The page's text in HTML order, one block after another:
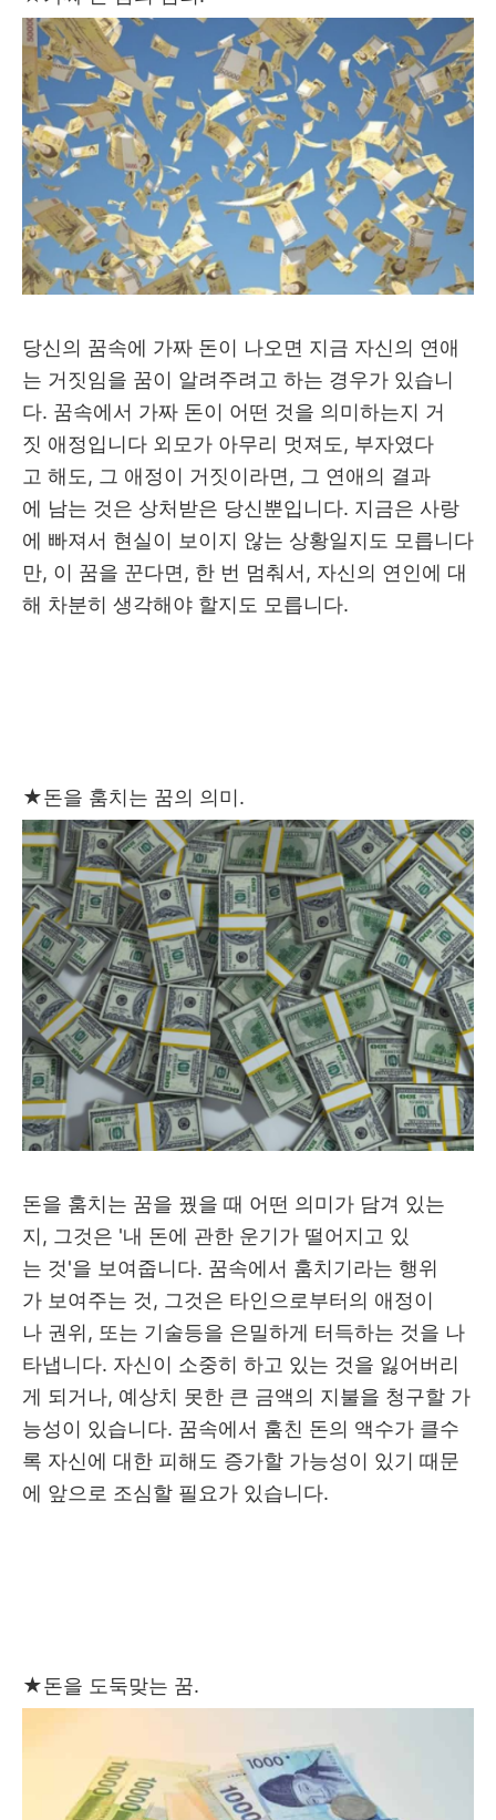
당신의 꿈속에 가짜 돈이 나오면 지금 자신의 연애
는 거짓임을 꿈이 알려주려고 하는 경우가 있습니
다. 꿈속에서 가짜 돈이 어떤 것을 의미하는지 거
짓 애정입니다 외모가 아무리 멋져도, 부자였다
고 해도, 그 애정이 거짓이라면, 그 연애의 결과
에 남는 것은 상처받은 당신뿐입니다. 지금은 사랑
에 빠져서 현실이 보이지 않는 상황일지도 모릅니다
만, 이 꿈을 꾼다면, 한 번 멈춰서, 자신의 연인에 대
해 차분히 생각해야 할지도 모릅니다.
★돈을 훔치는 꿈의 의미.
돈을 훔치는 꿈을 꿨을 때 어떤 의미가 담겨 있는
지, 그것은 '내 돈에 관한 운기가 떨어지고 있
는 것'을 보여줍니다. 꿈속에서 훔치기라는 행위
가 보여주는 것, 그것은 타인으로부터의 애정이
나 권위, 또는 기술등을 은밀하게 터득하는 것을 나
타냅니다. 자신이 소중히 하고 있는 것을 잃어버리
게 되거나, 예상치 못한 큰 금액의 지불을 청구할 가
능성이 있습니다. 꿈속에서 훔친 돈의 액수가 클수
록 자신에 대한 피해도 증가할 가능성이 있기 때문
에 앞으로 조심할 필요가 있습니다.
★돈을 도둑맞는 꿈.